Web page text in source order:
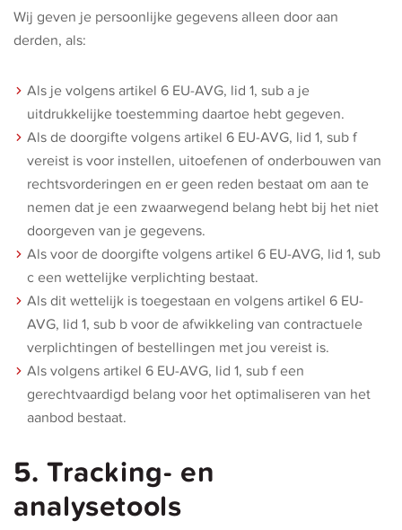
Wij geven je persoonlijke gegevens alleen door aan
derden, als:
Als je volgens artikel 6 EU-AVG, lid 1, sub a je
uitdrukkelijke toestemming daartoe hebt gegeven.
Als de doorgifte volgens artikel 6 EU-AVG, lid 1, sub f
vereist is voor instellen, uitoefenen of onderbouwen van
rechtsvorderingen en er geen reden bestaat om aan te
nemen dat je een zwaarwegend belang hebt bij het niet
doorgeven van je gegevens.
Als voor de doorgifte volgens artikel 6 EU-AVG, lid 1, sub
c een wettelijke verplichting bestaat.
Als dit wettelijk is toegestaan en volgens artikel 6 EU-
AVG, lid 1, sub b voor de afwikkeling van contractuele
verplichtingen of bestellingen met jou vereist is.
Als volgens artikel 6 EU-AVG, lid 1, sub f een
gerechtvaardigd belang voor het optimaliseren van het
aanbod bestaat.
5. Tracking- en
analysetools